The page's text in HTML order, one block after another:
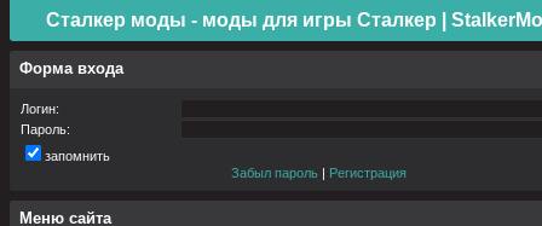
Сталкер моды - моды для игры Сталкер |
Форма входа
Логин:
Пароль:
запомнить
Забыл пароль | Регистрация
Меню сайта